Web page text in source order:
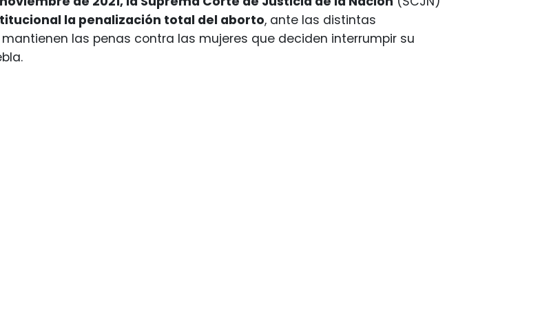
la penalización total del aborto, ante las distintas
las penas contra las mujeres que deciden interrumpir su